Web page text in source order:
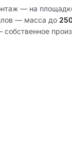
— на
— масса до
собственное